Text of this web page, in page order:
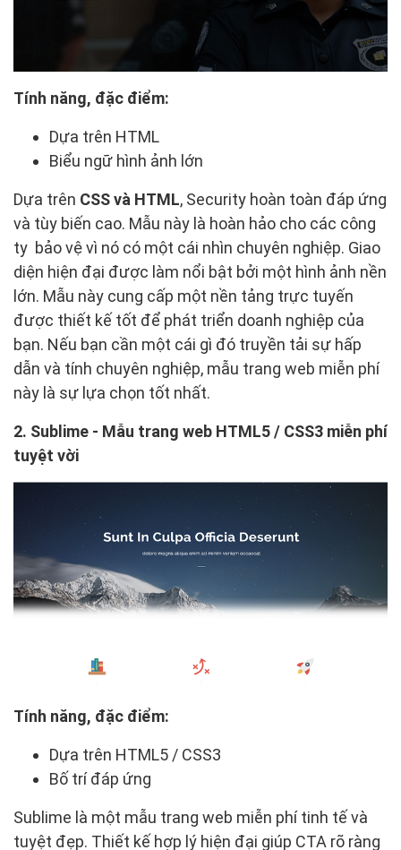
Tính năng, đặc điểm:
Dựa trên HTML
Biểu ngữ hình ảnh lớn
Dựa trên CSS và HTML, Security hoàn toàn đáp ứng
và tùy biến cao. Mẫu này là hoàn hảo cho các công
ty bảo vệ vì nó có một cái nhìn chuyên nghiệp. Giao
diện hiện đại được làm nổi bật bởi một hình ảnh nền
lớn. Mẫu này cung cấp một nền tảng trực tuyến
được thiết kế tốt để phát triển doanh nghiệp của
bạn. Nếu bạn cần một cái gì đó truyền tải sự hấp
dẫn và tính chuyên nghiệp, mẫu trang web miễn phí
này là sự lựa chọn tốt nhất.
2. Sublime - Mẫu trang web HTML5 / CSS3 miễn phí
tuyệt vời
Tính năng, đặc điểm:
Dựa trên HTML5 / CSS3
Bố trí đáp ứng
Sublime là một mẫu trang web miễn phí tinh tế và
tuyệt đẹp. Thiết kế hợp lý hiện đại giúp CTA rõ ràng